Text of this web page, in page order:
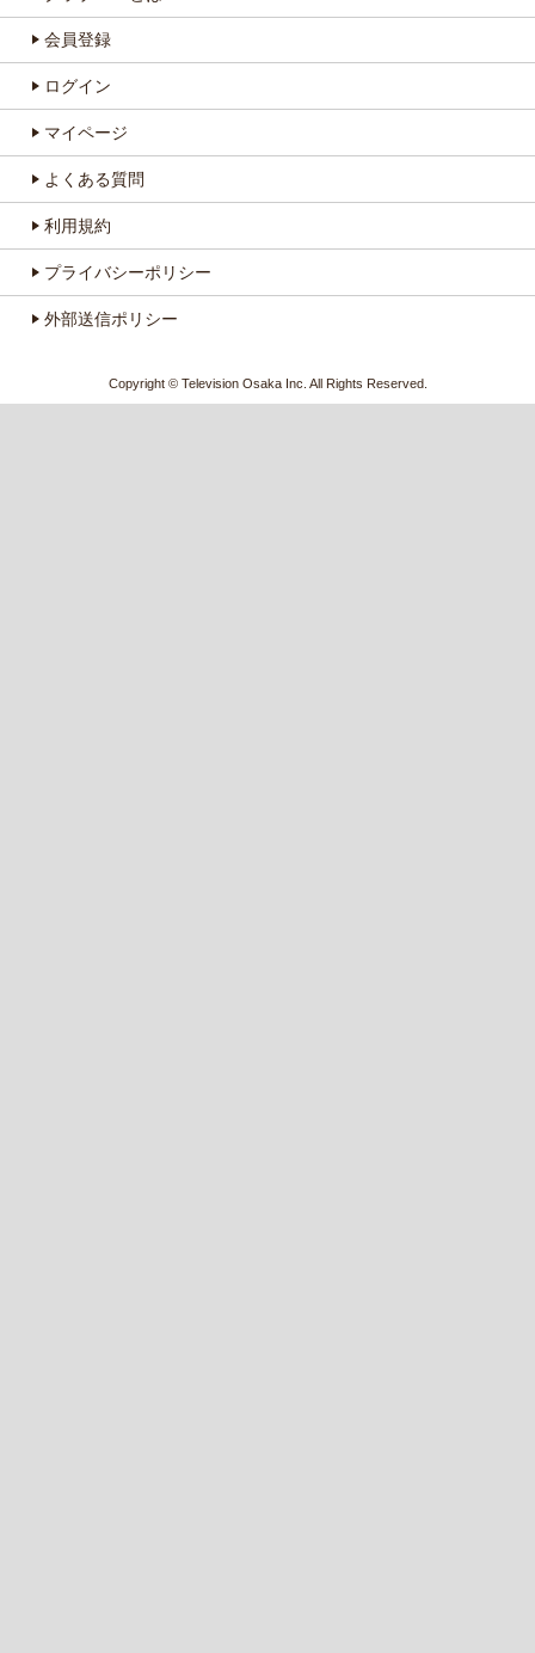
会員登録
ログイン
マイページ
よくある質問
利用規約
プライバシーポリシー
外部送信ポリシー
Copyright © Television Osaka Inc. All Rights Reserved.